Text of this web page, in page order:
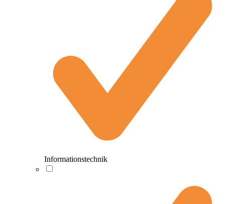
Informationstechnik